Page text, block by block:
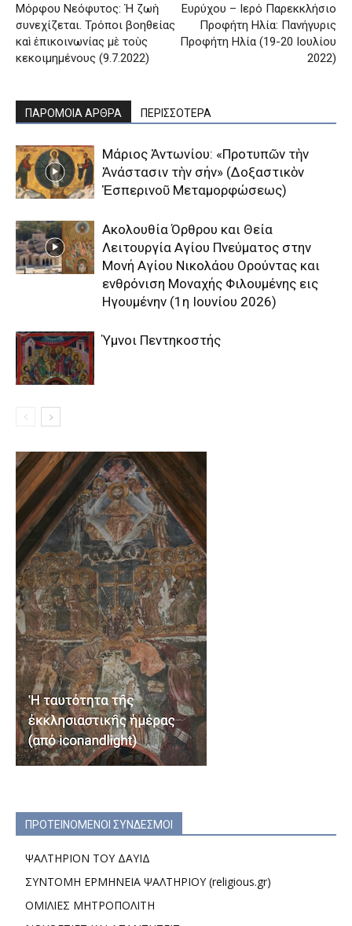
Μόρφου Νεόφυτος: Ἡ ζωὴ
συνεχίζεται. Τρόποι βοηθείας
καὶ ἐπικοινωνίας μὲ τοὺς
κεκοιμημένους (9.7.2022)
Ευρύχου – Ιερό Παρεκκλήσιο
Προφήτη Ηλία: Πανήγυρις
Προφήτη Ηλία (19-20 Ιουλίου
2022)
ΠΑΡΟΜΟΙΑ ΑΡΘΡΑ ΠΕΡΙΣΣΟΤΕΡΑ
Μάριος Ἀντωνίου: «Προτυπῶν τὴν
Ἀνάστασιν τὴν σήν» (Δοξαστικὸν
Ἑσπερινοῦ Μεταμορφώσεως)
Aκολουθία Όρθρου και Θεία
Λειτουργία Αγίου Πνεύματος στην
Μονή Αγίου Νικολάου Ορούντας και
ενθρόνιση Μοναχής Φιλουμένης εις
Ηγουμένην (1η Ιουνίου 2026)
Ύμνοι Πεντηκοστής
ΠΡΟΤΕΙΝΟΜΕΝΟΙ ΣΥΝΔΕΣΜΟΙ
ΨΑΛΤΗΡΙΟΝ ΤΟΥ ΔΑΥΙΔ
ΣΥΝΤΟΜΗ ΕΡΜΗΝΕΙΑ ΨΑΛΤΗΡΙΟΥ (religious.gr)
ΟΜΙΛΙΕΣ ΜΗΤΡΟΠΟΛΙΤΗ